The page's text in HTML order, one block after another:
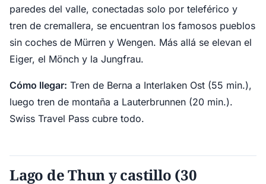
paredes del valle, conectadas solo por teleférico y
tren de cremallera, se encuentran los famosos pueblos
sin coches de Mürren y Wengen. Más allá se elevan el
Eiger, el Mönch y la Jungfrau.
Cómo llegar: Tren de Berna a Interlaken Ost (55 min.),
luego tren de montaña a Lauterbrunnen (20 min.).
Swiss Travel Pass cubre todo.
Lago de Thun y castillo (30